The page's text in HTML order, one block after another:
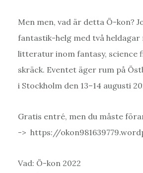
Men men, vad är detta Ö-kon?
fantastik-helg med två heldagar
litteratur inom fantasy, science
skräck. Eventet äger rum på
i Stockholm den 13–14 augusti
Gratis entré, men du måste
-> https://
Vad: Ö-kon 2022